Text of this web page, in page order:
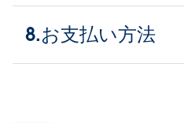
8.お支払い方法